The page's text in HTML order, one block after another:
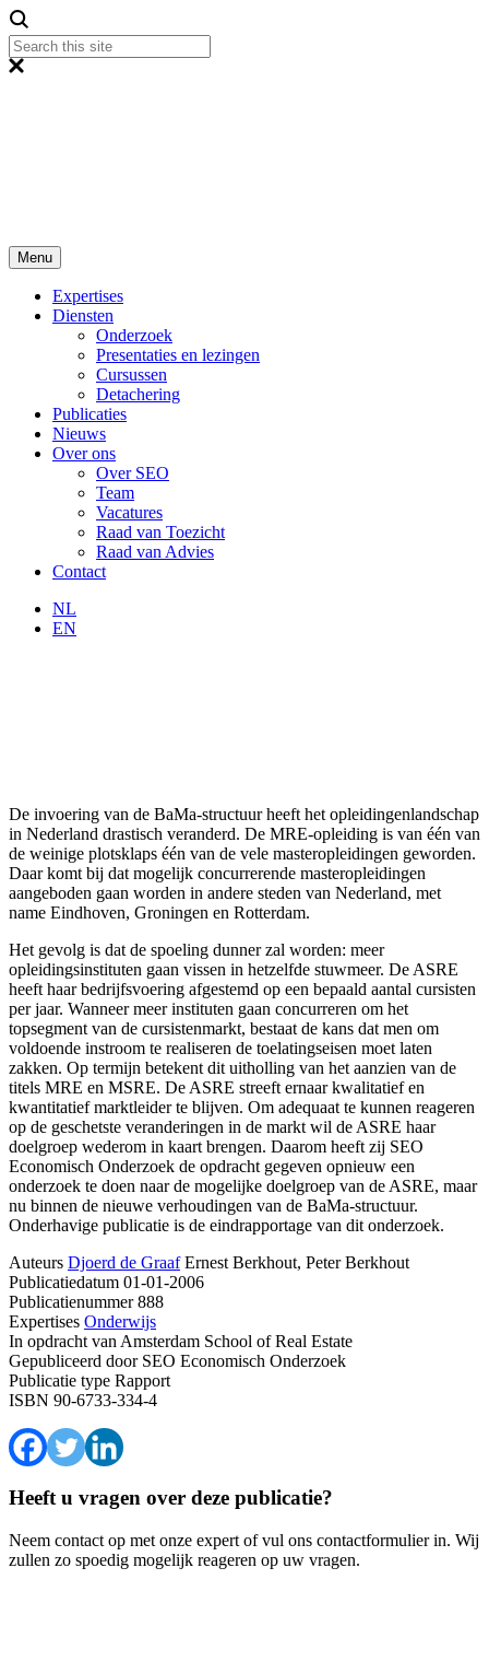
Menu
Expertises
Diensten
Onderzoek
Presentaties en lezingen
Cursussen
Detachering
Publicaties
Nieuws
Over ons
Over SEO
Team
Vacatures
Raad van Toezicht
Raad van Advies
Contact
NL
EN
De invoering van de BaMa-structuur heeft het opleidingenlandschap
in Nederland drastisch veranderd. De MRE-opleiding is van één van
de weinige plotsklaps één van de vele masteropleidingen geworden.
Daar komt bij dat mogelijk concurrerende masteropleidingen
aangeboden gaan worden in andere steden van Nederland, met
name Eindhoven, Groningen en Rotterdam.
Het gevolg is dat de spoeling dunner zal worden: meer
opleidingsinstituten gaan vissen in hetzelfde stuwmeer. De ASRE
heeft haar bedrijfsvoering afgestemd op een bepaald aantal cursisten
per jaar. Wanneer meer instituten gaan concurreren om het
topsegment van de cursistenmarkt, bestaat de kans dat men om
voldoende instroom te realiseren de toelatingseisen moet laten
zakken. Op termijn betekent dit uitholling van het aanzien van de
titels MRE en MSRE. De ASRE streeft ernaar kwalitatief en
kwantitatief marktleider te blijven. Om adequaat te kunnen reageren
op de geschetste veranderingen in de markt wil de ASRE haar
doelgroep wederom in kaart brengen. Daarom heeft zij SEO
Economisch Onderzoek de opdracht gegeven opnieuw een
onderzoek te doen naar de mogelijke doelgroep van de ASRE, maar
nu binnen de nieuwe verhoudingen van de BaMa-structuur.
Onderhavige publicatie is de eindrapportage van dit onderzoek.
Auteurs Djoerd de Graaf Ernest Berkhout, Peter Berkhout
Publicatiedatum 01-01-2006
Publicatienummer888
Expertises Onderwijs
In opdracht van Amsterdam School of Real Estate
Gepubliceerd doorSEO Economisch Onderzoek
Publicatie type Rapport
ISBN 90-6733-334-4
Heeft u vragen over deze publicatie?
Neem contact op met onze expert of vul ons contactformulier in. Wij
zullen zo spoedig mogelijk reageren op uw vragen.